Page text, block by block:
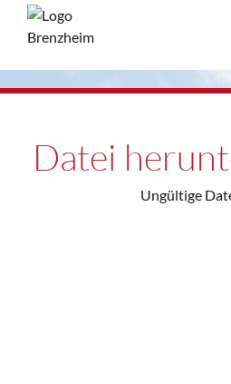
Datei
Ungültige